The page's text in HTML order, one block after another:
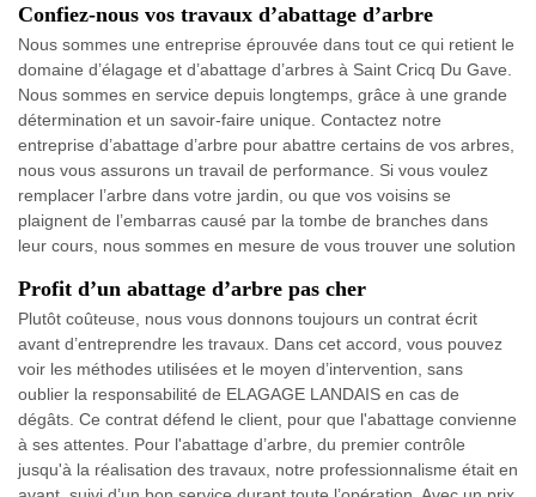
Confiez-nous vos travaux d’abattage d’arbre
Nous sommes une entreprise éprouvée dans tout ce qui retient le
domaine d’élagage et d’abattage d’arbres à Saint Cricq Du Gave.
Nous sommes en service depuis longtemps, grâce à une grande
détermination et un savoir-faire unique. Contactez notre
entreprise d’abattage d’arbre pour abattre certains de vos arbres,
nous vous assurons un travail de performance. Si vous voulez
remplacer l’arbre dans votre jardin, ou que vos voisins se
plaignent de l’embarras causé par la tombe de branches dans
leur cours, nous sommes en mesure de vous trouver une solution
Profit d’un abattage d’arbre pas cher
Plutôt coûteuse, nous vous donnons toujours un contrat écrit
avant d’entreprendre les travaux. Dans cet accord, vous pouvez
voir les méthodes utilisées et le moyen d’intervention, sans
oublier la responsabilité de ELAGAGE LANDAIS en cas de
dégâts. Ce contrat défend le client, pour que l'abattage convienne
à ses attentes. Pour l'abattage d’arbre, du premier contrôle
jusqu'à la réalisation des travaux, notre professionnalisme était en